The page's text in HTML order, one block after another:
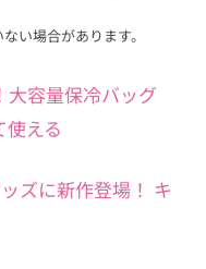
い場合があります。
大容量保冷バッグ
使える
ズに新作登場！ キ